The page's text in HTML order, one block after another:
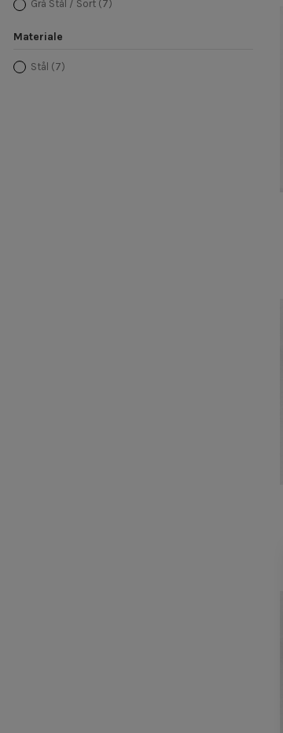
Grå Stål / Sort (7)
Materiale
Stål (7)